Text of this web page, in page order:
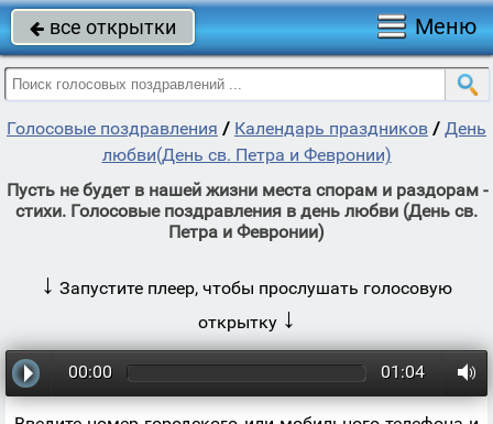
 все открытки Меню
Голосовые поздравления / Календарь праздников / День
любви(День св. Петра и Февронии)
Пусть не будет в нашей жизни места спорам и раздорам -
стихи. Голосовые поздравления в день любви (День св.
Петра и Февронии)
↓ Запустите плеер, чтобы прослушать голосовую
открытку ↓
00:00 01:04